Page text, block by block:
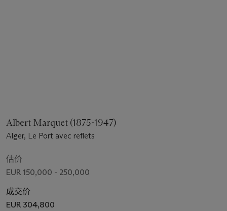
Albert Marquet (1875-1947)
Alger, Le Port avec reflets
估价
EUR 150,000 - 250,000
成交价
EUR 304,800